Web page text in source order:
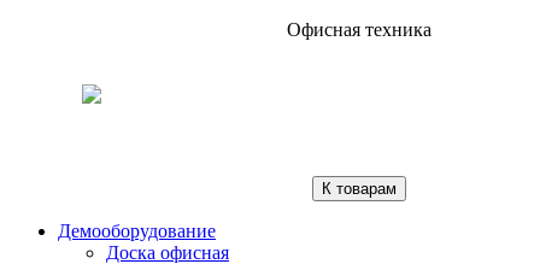
Офисная техника
К товарам
Демооборудование
Доска офисная